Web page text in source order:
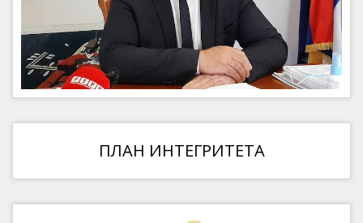
ПЛАН ИНТЕГРИТЕТА